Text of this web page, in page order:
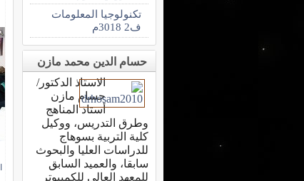
تكنولوجيا المعلومات
ف2 3018م
حسام الدين محمد مازن
الاستاذ الدكتور/
حسام مازن
أستاذ المناهج
وطرق التدريس، ووكيل
كلية التربية بسوهاج
للدراسات العليا والبحوث
سابقا، والعميد السابق
للمعهد العالي للكمبيوتر